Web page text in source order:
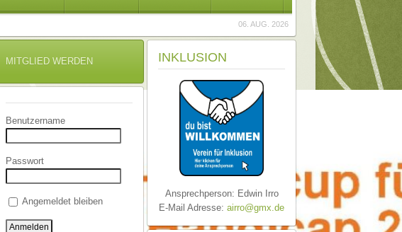
06. AUG. 2026
MITGLIED WERDEN
Benutzername
Passwort
Angemeldet bleiben
INKLUSION
Ansprechperson: Edwin Irro
E-Mail Adresse: airro@gmx.de